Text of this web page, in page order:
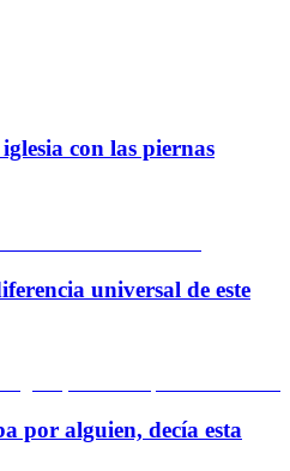
con las piernas
universal de este
por alguien, decía esta